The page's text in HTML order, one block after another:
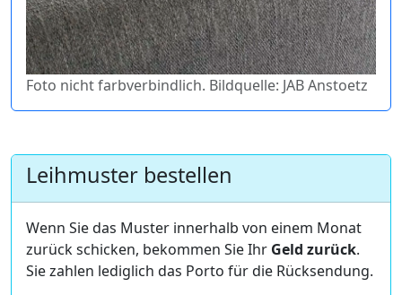
Foto nicht farbverbindlich. Bildquelle: JAB Anstoetz
Leihmuster bestellen
Wenn Sie das Muster innerhalb von einem Monat
zurück schicken, bekommen Sie Ihr Geld zurück.
Sie zahlen lediglich das Porto für die Rücksendung.